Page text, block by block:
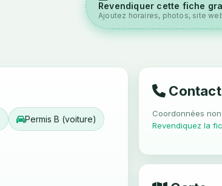
Revendiquer cette fiche
Ajoutez horaires, photos, site
Permis B (voiture)
Contact
Coordonnées
Revendiquez la